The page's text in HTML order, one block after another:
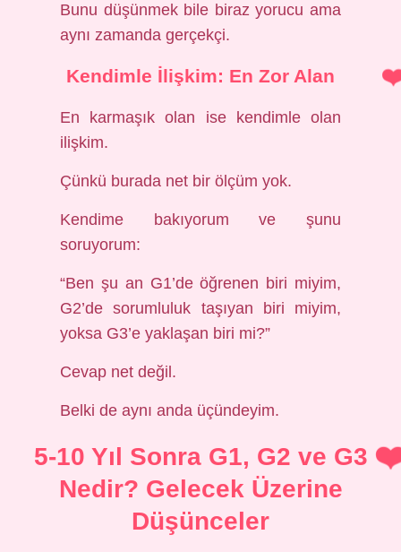
Bunu düşünmek bile biraz yorucu ama
aynı zamanda gerçekçi.
Kendimle İlişkim: En Zor Alan
En karmaşık olan ise kendimle olan
ilişkim.
Çünkü burada net bir ölçüm yok.
Kendime bakıyorum ve şunu
soruyorum:
“Ben şu an G1’de öğrenen biri miyim,
G2’de sorumluluk taşıyan biri miyim,
yoksa G3’e yaklaşan biri mi?”
Cevap net değil.
Belki de aynı anda üçündeyim.
5-10 Yıl Sonra G1, G2 ve G3
Nedir? Gelecek Üzerine
Düşünceler